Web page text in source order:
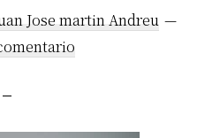
Jose martin Andreu